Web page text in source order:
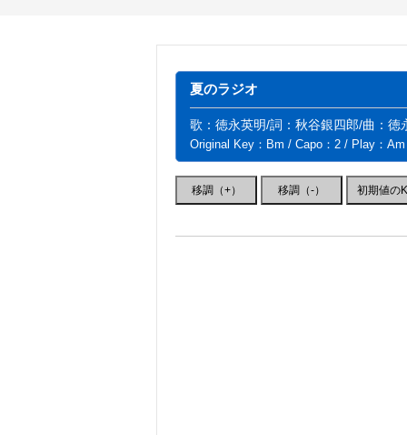
夏のラジオ
歌：徳永英明/詞：秋谷銀四郎/曲：徳
Original Key：Bm / Capo：2 / Play：Am